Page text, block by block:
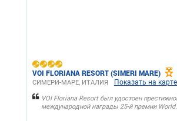
VOI FLORIANA RESORT (SIMERI MARE)
СИМЕРИ-МАРЕ, ИТАЛИЯ Показать на карте
VOI Floriana Resort был удостоен
международной награды 25-й премии